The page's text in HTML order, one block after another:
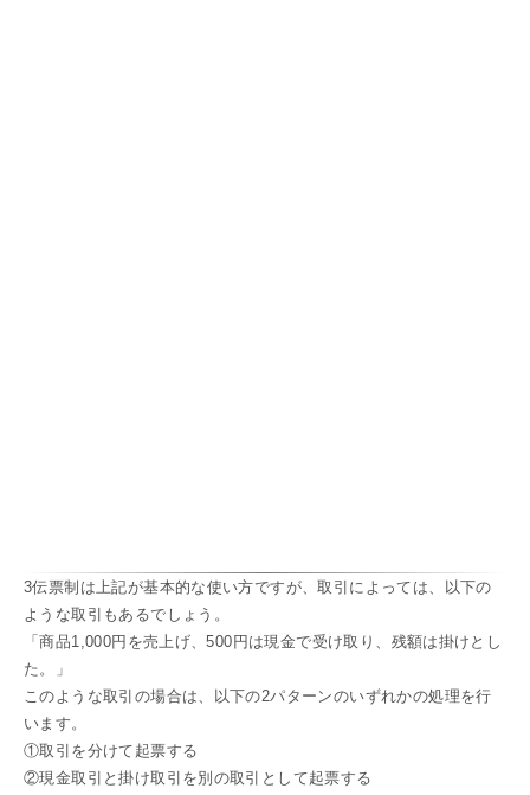
3伝票制は上記が基本的な使い方ですが、取引によっては、以下の
ような取引もあるでしょう。
「商品1,000円を売上げ、500円は現金で受け取り、残額は掛けとし
た。」
このような取引の場合は、以下の2パターンのいずれかの処理を行
います。
①取引を分けて起票する
②現金取引と掛け取引を別の取引として起票する